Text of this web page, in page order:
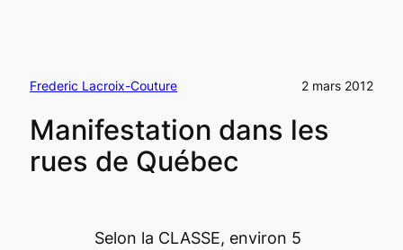
Frederic Lacroix-Couture 2 mars 2012
Manifestation dans les
rues de Québec
Selon la CLASSE, environ 5